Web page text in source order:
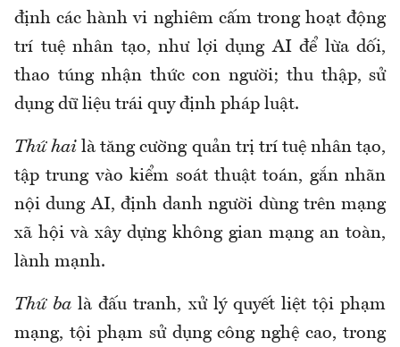
định các hành vi nghiêm cấm trong hoạt động
trí tuệ nhân tạo, như lợi dụng AI để lừa dối,
thao túng nhận thức con người; thu thập, sử
dụng dữ liệu trái quy định pháp luật.
Thứ hailà tăng cường quản trị trí tuệ nhân tạo,
tập trung vào kiểm soát thuật toán, gắn nhãn
nội dung AI, định danh người dùng trên mạng
xã hội và xây dựng không gian mạng an toàn,
lành mạnh.
Thứ ba là đấu tranh, xử lý quyết liệt tội phạm
mạng, tội phạm sử dụng công nghệ cao, trong